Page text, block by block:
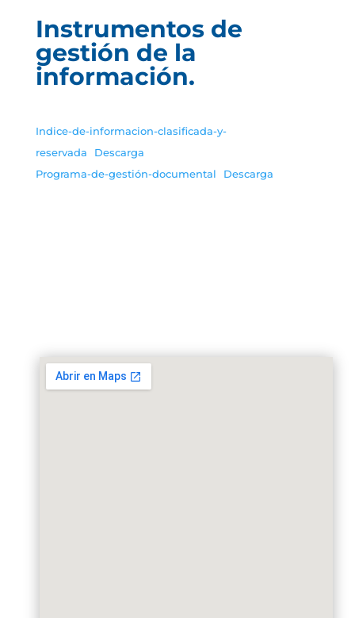
Instrumentos de
gestión de la
información.
Indice-de-informacion-clasificada-y-
reservada
Descarga
Programa-de-gestión-documental
Descarga